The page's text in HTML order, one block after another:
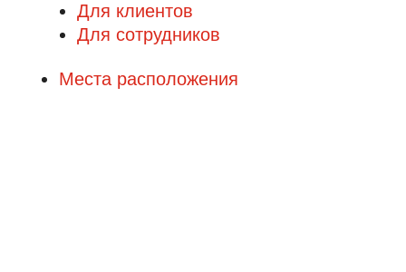
Для клиентов
Для сотрудников
Места расположения